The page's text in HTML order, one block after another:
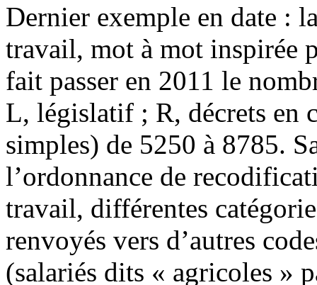
Dernier exemple en date :
travail, mot à mot inspirée
fait passer en 2011 le
L, législatif ; R, décrets en
simples) de 5250 à 8785.
l’ordonnance de
travail, différentes
renvoyés vers d’autres
(salariés dits « agricoles »